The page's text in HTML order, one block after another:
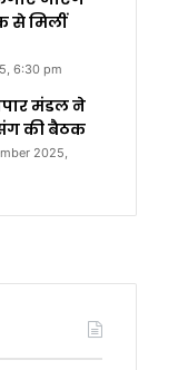
से मिलीं
6:30 pm
मंडल ने
की बैठक
2025,